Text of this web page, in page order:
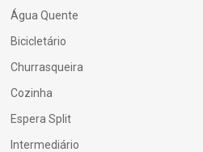
Água Quente
Bicicletário
Churrasqueira
Cozinha
Espera Split
Intermediário